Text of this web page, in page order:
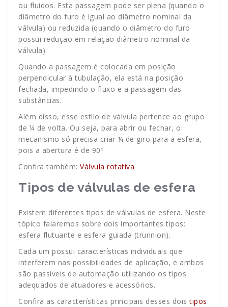
ou fluidos. Esta passagem pode ser plena (quando o
diâmetro do furo é igual ao diâmetro nominal da
válvula) ou reduzida (quando o diâmetro do furo
possui redução em relação diâmetro nominal da
válvula).
Quando a passagem é colocada em posição
perpendicular à tubulação, ela está na posição
fechada, impedindo o fluxo e a passagem das
substâncias.
Além disso, esse estilo de válvula pertence ao grupo
de ¼ de volta. Ou seja, para abrir ou fechar, o
mecanismo só precisa criar ¼ de giro para a esfera,
pois a abertura é de 90º.
Confira também: Válvula rotativa
Tipos de válvulas de esfera
Existem diferentes tipos de válvulas de esfera. Neste
tópico falaremos sobre dois importantes tipos:
esfera flutuante e esfera guiada (trunnion).
Cada um possui características individuais que
interferem nas possibilidades de aplicação, e ambos
são passíveis de automação utilizando os tipos
adequados de atuadores e acessórios.
Confira as características principais desses doistipos